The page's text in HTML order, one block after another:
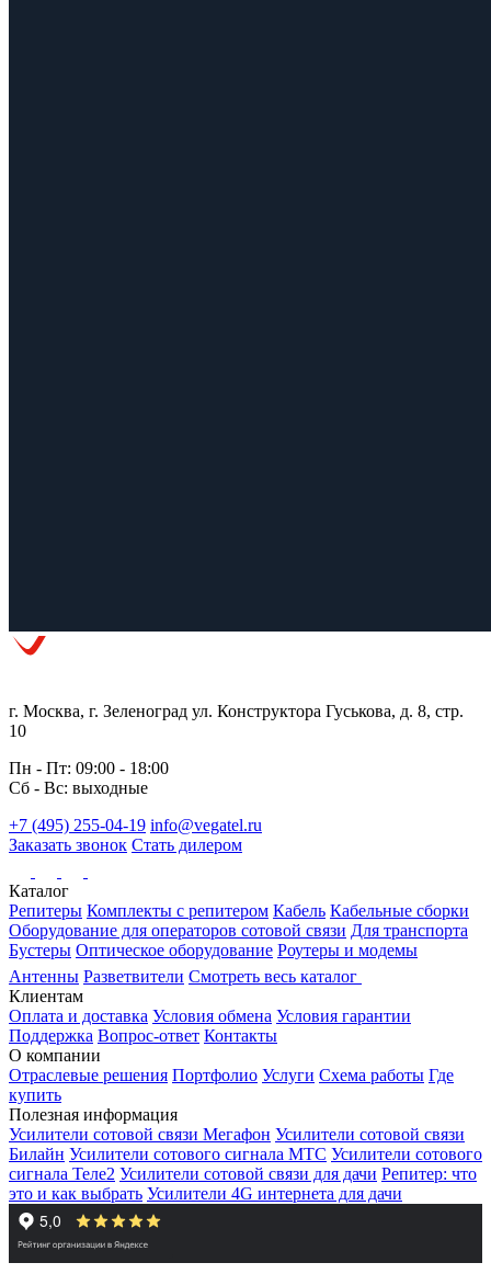
г. Москва, г. Зеленоград ул. Конструктора Гуськова, д. 8, стр.
10
Пн - Пт: 09:00 - 18:00
Сб - Вс: выходные
+7 (495) 255-04-19 info@vegatel.ru
Заказать звонок Стать дилером
Каталог
Репитеры Комплекты с репитером Кабель Кабельные сборки
Оборудование для операторов сотовой связи Для транспорта
Бустеры Оптическое оборудование Роутеры и модемы
Антенны Разветвители Смотреть весь каталог
Клиентам
Оплата и доставка Условия обмена Условия гарантии
Поддержка Вопрос-ответ Контакты
О компании
Отраслевые решения Портфолио Услуги Схема работы Где
купить
Полезная информация
Усилители сотовой связи Мегафон Усилители сотовой связи
Билайн Усилители сотового сигнала МТС Усилители сотового
сигнала Теле2 Усилители сотовой связи для дачи Репитер: что
это и как выбрать Усилители 4G интернета для дачи